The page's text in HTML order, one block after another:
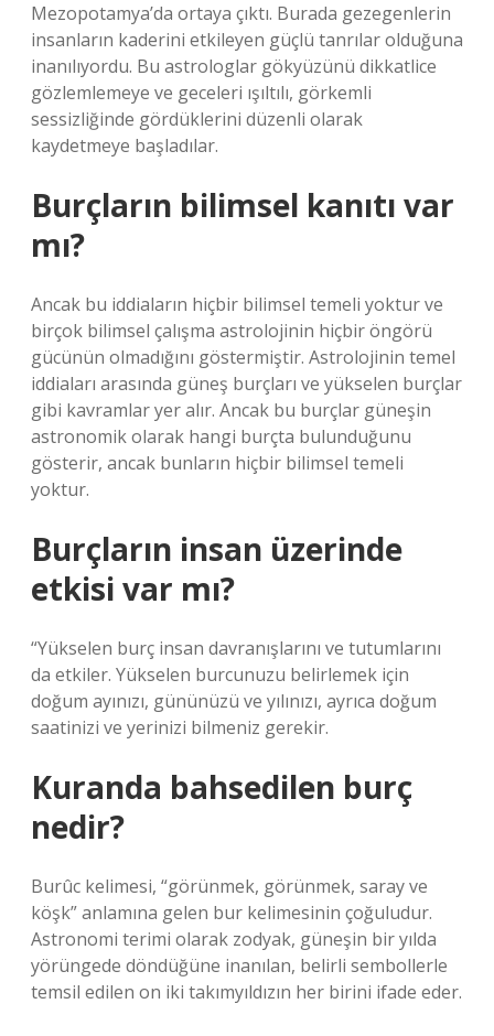
Mezopotamya’da ortaya çıktı. Burada gezegenlerin
insanların kaderini etkileyen güçlü tanrılar olduğuna
inanılıyordu. Bu astrologlar gökyüzünü dikkatlice
gözlemlemeye ve geceleri ışıltılı, görkemli
sessizliğinde gördüklerini düzenli olarak
kaydetmeye başladılar.
Burçların bilimsel kanıtı var
mı?
Ancak bu iddiaların hiçbir bilimsel temeli yoktur ve
birçok bilimsel çalışma astrolojinin hiçbir öngörü
gücünün olmadığını göstermiştir. Astrolojinin temel
iddiaları arasında güneş burçları ve yükselen burçlar
gibi kavramlar yer alır. Ancak bu burçlar güneşin
astronomik olarak hangi burçta bulunduğunu
gösterir, ancak bunların hiçbir bilimsel temeli
yoktur.
Burçların insan üzerinde
etkisi var mı?
“Yükselen burç insan davranışlarını ve tutumlarını
da etkiler. Yükselen burcunuzu belirlemek için
doğum ayınızı, gününüzü ve yılınızı, ayrıca doğum
saatinizi ve yerinizi bilmeniz gerekir.
Kuranda bahsedilen burç
nedir?
Burûc kelimesi, “görünmek, görünmek, saray ve
köşk” anlamına gelen bur kelimesinin çoğuludur.
Astronomi terimi olarak zodyak, güneşin bir yılda
yörüngede döndüğüne inanılan, belirli sembollerle
temsil edilen on iki takımyıldızın her birini ifade eder.